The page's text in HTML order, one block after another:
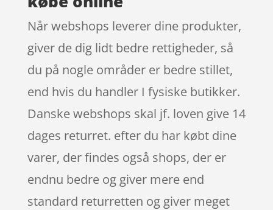
Når webshops leverer dine produkter,
giver de dig lidt bedre rettigheder, så
du på nogle områder er bedre stillet,
end hvis du handler I fysiske butikker.
Danske webshops skal jf. loven give 14
dages returret. efter du har købt dine
varer, der findes også shops, der er
endnu bedre og giver mere end
standard returretten og giver meget